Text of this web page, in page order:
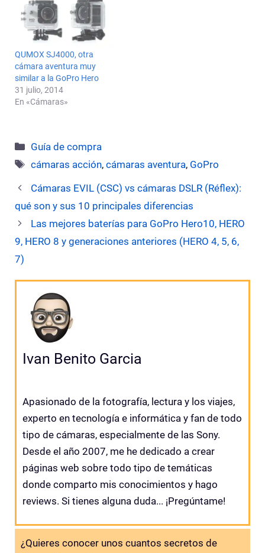
QUMOX SJ4000, otra
cámara aventura muy
similar a la GoPro Hero
31 julio, 2014
En «Cámaras»
Categorías
Guía de compra
Etiquetas
cámaras acción,cámaras aventura, GoPro
Cámaras EVIL (CSC) vs cámaras DSLR (Réflex):
qué son y sus 10 principales diferencias
Las mejores baterías para GoPro Hero10, HERO
9, HERO 8 y generaciones anteriores (HERO 4, 5, 6,
7)
Ivan Benito Garcia
Apasionado de la fotografía, lectura y los viajes,
experto en tecnología e informática y fan de todo
tipo de cámaras, especialmente de las Sony.
Desde el año 2007, me he dedicado a crear
páginas web sobre todo tipo de temáticas
donde comparto mis conocimientos y hago
reviews. Si tienes alguna duda... ¡Pregúntame!
¿Quieres conocer unos cuantos secretos de